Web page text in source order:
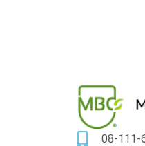
08-111-